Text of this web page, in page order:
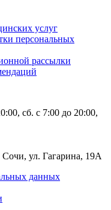
услуг
персональных
рассылки
сб. с 7:00 до 20:00,
Сочи, ул. Гагарина, 19А
данных